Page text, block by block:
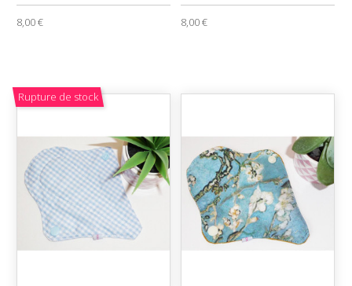
8,00 € 8,00 €
Rupture de stock